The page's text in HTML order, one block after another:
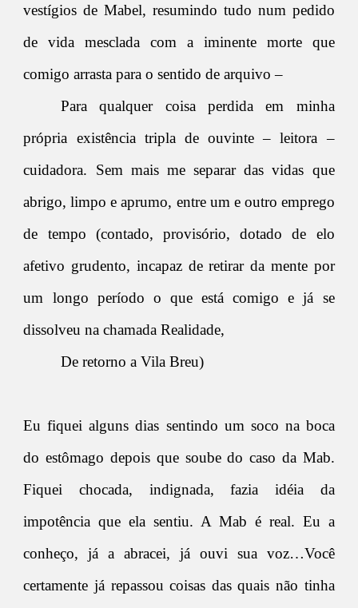
vestígios de Mabel, resumindo tudo num pedido
de vida mesclada com a iminente morte que
comigo arrasta para o sentido de arquivo –
Para qualquer coisa perdida em minha
própria existência tripla de ouvinte – leitora –
cuidadora. Sem mais me separar das vidas que
abrigo, limpo e aprumo, entre um e outro emprego
de tempo (contado, provisório, dotado de elo
afetivo grudento, incapaz de retirar da mente por
um longo período o que está comigo e já se
dissolveu na chamada Realidade,
De retorno a Vila Breu)
Eu fiquei alguns dias sentindo um soco na boca
do estômago depois que soube do caso da Mab.
Fiquei chocada, indignada, fazia idéia da
impotência que ela sentiu. A Mab é real. Eu a
conheço, já a abracei, já ouvi sua voz…Você
certamente já repassou coisas das quais não tinha